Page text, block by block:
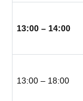
13:00 – 14:00
13:00 – 18:00